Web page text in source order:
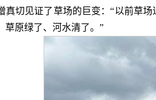
真切见证了草场的巨变：“以前草
草原绿了、河水清了。”